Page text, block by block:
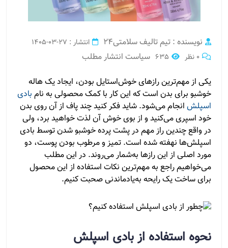
نویسنده : تیم تالیف سلامتی24
انتشار : 27-03-1405
0 نظر
635 سیاست انتشار مطلب
یکی از مهم‌ترین رازهای خوش‌استایل بودن، ایجاد یک هاله
خوشبو برای بدن است که این کار با کمک محصولی به نام بادی
اسپلش انجام می‌شود. شاید فکر کنید چند پاف از آن روی بدن
خود اسپری می‌کنید و از بوی خوش آن لذت خواهید برد، ولی
در واقع چندین راز مهم در پشت پرده خوشبو شدن توسط بادی
اسپلش‌ها نهفته شده است. تمیز و مرطوب بودن پوست، دو
مورد اصلی از این رازها به‌شمار می‌روند. در این مطلب
می‌خواهیم راجع به مهم‌ترین نکات استفاده از این محصول
برای ساخت یک رایحه به‌یادماندنی صحبت کنیم.
نحوه استفاده از بادی اسپلش